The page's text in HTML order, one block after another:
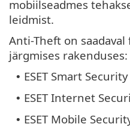
mobiilseadmes
leidmist.
Anti-Theft on
järgmises rakenduses:
• ESET Smart
• ESET Internet
• ESET Mobile